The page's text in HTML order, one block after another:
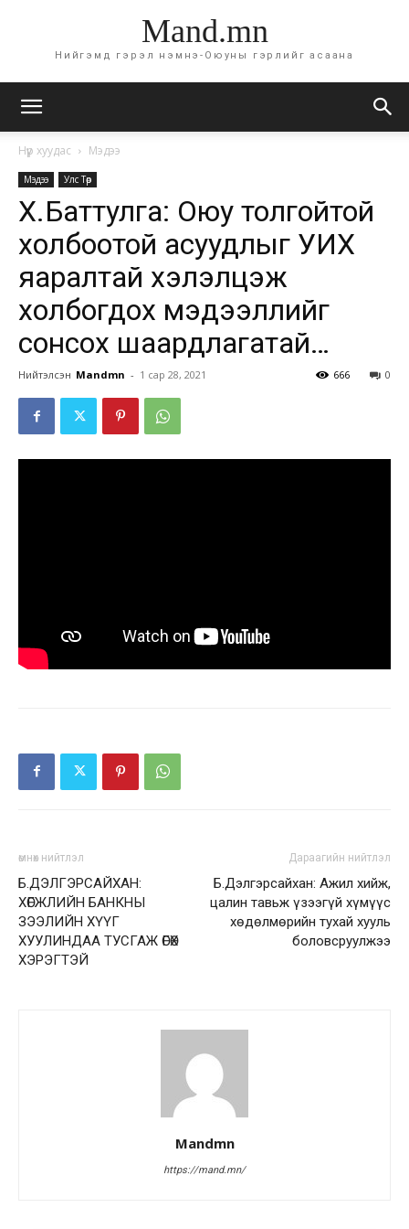
Mand.mn
Нийгэмд гэрэл нэмнэ-Оюуны гэрлийг асаана
Нүүр хуудас Мэдээ
Мэдээ Улс Төр
Х.Баттулга: Оюу толгойтой
холбоотой асуудлыг УИХ
яаралтай хэлэлцэж
холбогдох мэдээллийг
сонсох шаардлагатай…
Нийтэлсэн Mandmn - 1 сар 28, 2021 0
666
өмнөх нийтлэл
Б.ДЭЛГЭРСАЙХАН:
ХӨГЖЛИЙН БАНКНЫ
ЗЭЭЛИЙН ХҮҮГ
ХУУЛИНДАА ТУСГАЖ ӨГӨХ
ХЭРЭГТЭЙ
Дараагийн нийтлэл
Б.Дэлгэрсайхан: Ажил хийж,
цалин тавьж үзээгүй хүмүүс
хөдөлмөрийн тухай хууль
боловсруулжээ
Mandmn
https://mand.mn/